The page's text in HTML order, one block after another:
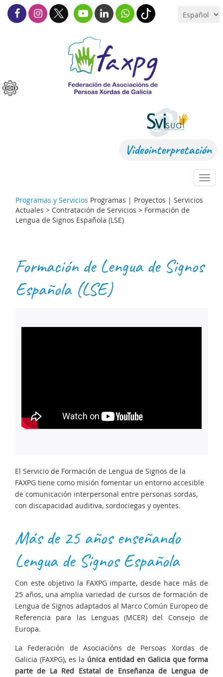
Videointerpretación
Programas y Servicios Programas | Proyectos | Servicios
Actuales > Contratación de Servicios > Formación de
Lengua de Signos Española (LSE)
Formación de Lengua de Signos
Española (LSE)
El Servicio de Formación de Lengua de Signos de la
FAXPG tiene como misión fomentar un entorno accesible
de comunicación interpersonal entre personas sordas,
con discapacidad auditiva, sordociegas y oyentes.
Más de 25 años enseñando
Lengua de Signos Española
Con este objetivo la FAXPG imparte, desde hace más de
25 años, una amplia variedad de cursos de formación de
Lengua de Signos adaptados al Marco Común Europeo de
Referencia para las Lenguas (MCER) del Consejo de
Europa.
La Federación de Asociacións de Persoas Xordas de
Galicia (FAXPG), es la única entidad en Galicia que forma
parte de La Red Estatal de Enseñanza de Lengua de